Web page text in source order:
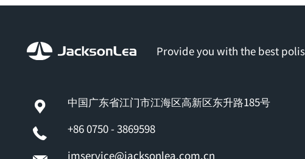
Provide you with the best
中国广东省江门市江海区高新区东升路185号
+86 0750 - 3869598
jmservice@jacksonlea.com.cn